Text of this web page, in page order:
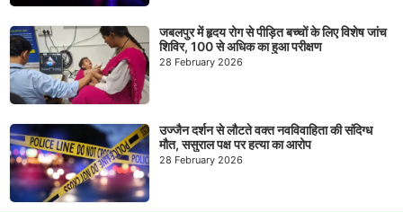
जबलपुर में हृदय रोग से पीड़ित बच्चों के लिए विशेष जांच
शिविर, 100 से अधिक का हुआ परीक्षण
28 February 2026
उज्जैन दर्शन से लौटते वक्त नवविवाहिता की संदिग्ध
मौत, ससुराल पक्ष पर हत्या का आरोप
28 February 2026